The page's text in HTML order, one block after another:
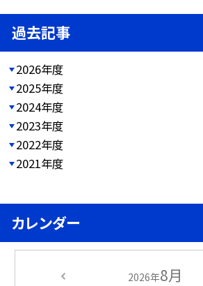
過去記事
2026年度
2025年度
2024年度
2023年度
2022年度
2021年度
カレンダー
2026年8月